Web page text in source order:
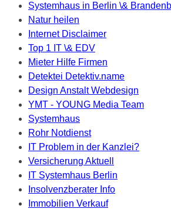
Systemhaus in Berlin \&
Natur heilen
Internet Disclaimer
Top 1 IT \& EDV
Mieter Hilfe Firmen
Detektei Detektiv.name
Design Anstalt Webdesign
YMT - YOUNG Media Team
Systemhaus
Rohr Notdienst
IT Problem in der Kanzlei?
Versicherung Aktuell
IT Systemhaus Berlin
Insolvenzberater Info
Immobilien Verkauf